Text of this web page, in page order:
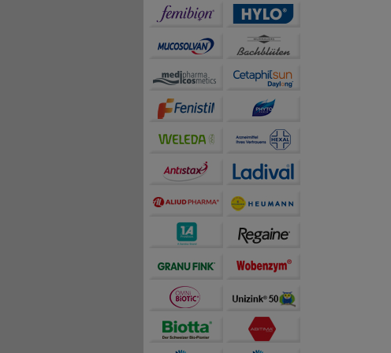
Statistik & Tracking:
sammeln, mit deren Hilfe wir
auch die Werbung auf